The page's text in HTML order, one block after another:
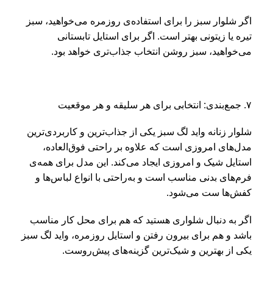
اگر شلوار سبز را برای استفاده‌ی روزمره می‌خواهید، سبز
تیره یا زیتونی بهتر است. اگر برای استایل تابستانی
می‌خواهید، سبز روشن انتخاب جذاب‌تری خواهد بود.
۷. جمع‌بندی: انتخابی برای هر سلیقه و هر موقعیت
شلوار زنانه واید لگ سبز یکی از جذاب‌ترین و کاربردی‌ترین
مدل‌های امروزی است که علاوه بر راحتی فوق‌العاده،
استایل شیک و امروزی ایجاد می‌کند. این مدل برای همه‌ی
فرم‌های بدنی مناسب است و به‌راحتی با انواع لباس‌ها و
کفش‌ها ست می‌شود.
اگر به دنبال شلواری هستید که هم برای محل کار مناسب
باشد و هم برای بیرون رفتن و استایل روزمره، واید لگ سبز
یکی از بهترین و شیک‌ترین گزینه‌های پیش‌روست.